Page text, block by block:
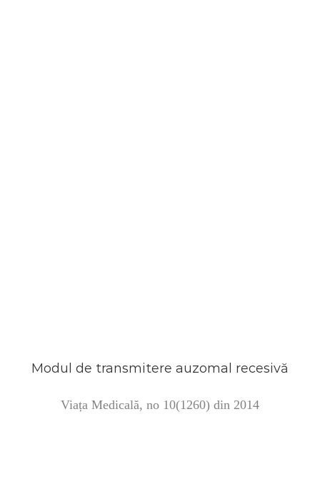
Modul de transmitere auzomal recesivă
Viața Medicală, no 10(1260) din 2014